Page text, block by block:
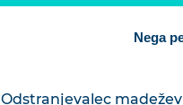
Nega
Odstranjevalec madežev